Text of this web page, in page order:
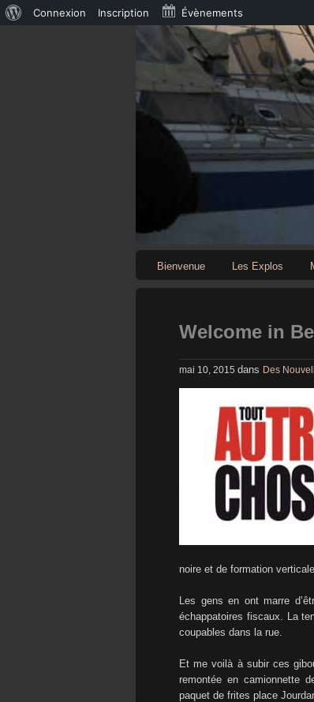
Bienvenue Les Explos
Welcome in
mai 10, 2015 dans Des
noire et de formation
Les gens en ont marre
échappatoires fiscaux. La
coupables dans la rue.
Et me voilà à subir ces
remontée en camionnette
paquet de frites place
Connexion Inscription Évènements